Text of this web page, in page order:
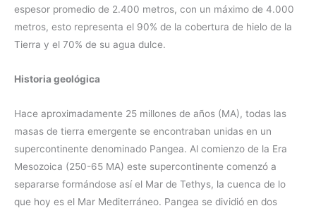
espesor promedio de 2.400 metros, con un máximo de 4.000
metros, esto representa el 90% de la cobertura de hielo de la
Tierra y el 70% de su agua dulce.
Historia geológica
Hace aproximadamente 25 millones de años (MA), todas las
masas de tierra emergente se encontraban unidas en un
supercontinente denominado Pangea. Al comienzo de la Era
Mesozoica (250-65 MA) este supercontinente comenzó a
separarse formándose así el Mar de Tethys, la cuenca de lo
que hoy es el Mar Mediterráneo. Pangea se dividió en dos